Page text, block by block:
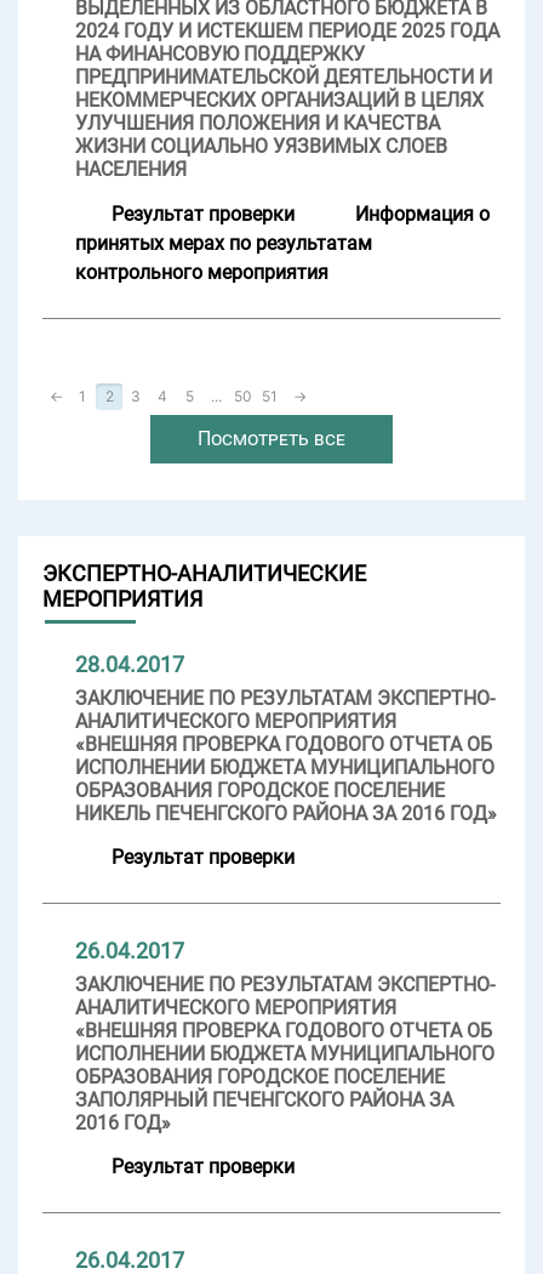
ВЫДЕЛЕННЫХ ИЗ ОБЛАСТНОГО БЮДЖЕТА В
2024 ГОДУ И ИСТЕКШЕМ ПЕРИОДЕ 2025 ГОДА
НА ФИНАНСОВУЮ ПОДДЕРЖКУ
ПРЕДПРИНИМАТЕЛЬСКОЙ ДЕЯТЕЛЬНОСТИ И
НЕКОММЕРЧЕСКИХ ОРГАНИЗАЦИЙ В ЦЕЛЯХ
УЛУЧШЕНИЯ ПОЛОЖЕНИЯ И КАЧЕСТВА
ЖИЗНИ СОЦИАЛЬНО УЯЗВИМЫХ СЛОЕВ
НАСЕЛЕНИЯ
Результат проверки
Информация о
принятых мерах по результатам
контрольного мероприятия
← 1 2 3 4 5 ... 50 51 →
Посмотреть все
ЭКСПЕРТНО-АНАЛИТИЧЕСКИЕ
МЕРОПРИЯТИЯ
28.04.2017
ЗАКЛЮЧЕНИЕ ПО РЕЗУЛЬТАТАМ ЭКСПЕРТНО-
АНАЛИТИЧЕСКОГО МЕРОПРИЯТИЯ
«ВНЕШНЯЯ ПРОВЕРКА ГОДОВОГО ОТЧЕТА ОБ
ИСПОЛНЕНИИ БЮДЖЕТА МУНИЦИПАЛЬНОГО
ОБРАЗОВАНИЯ ГОРОДСКОЕ ПОСЕЛЕНИЕ
НИКЕЛЬ ПЕЧЕНГСКОГО РАЙОНА ЗА 2016 ГОД»
Результат проверки
26.04.2017
ЗАКЛЮЧЕНИЕ ПО РЕЗУЛЬТАТАМ ЭКСПЕРТНО-
АНАЛИТИЧЕСКОГО МЕРОПРИЯТИЯ
«ВНЕШНЯЯ ПРОВЕРКА ГОДОВОГО ОТЧЕТА ОБ
ИСПОЛНЕНИИ БЮДЖЕТА МУНИЦИПАЛЬНОГО
ОБРАЗОВАНИЯ ГОРОДСКОЕ ПОСЕЛЕНИЕ
ЗАПОЛЯРНЫЙ ПЕЧЕНГСКОГО РАЙОНА ЗА
2016 ГОД»
Результат проверки
26.04.2017